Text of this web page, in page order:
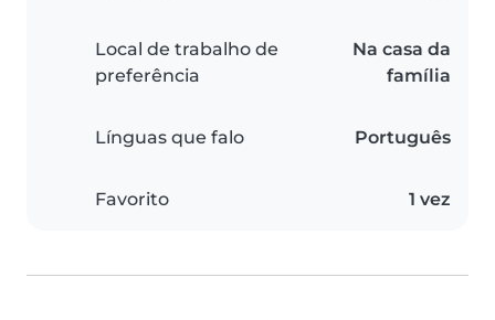
Local de trabalho de
preferência
Na casa da
família
Línguas que falo Português
Favorito 1 vez